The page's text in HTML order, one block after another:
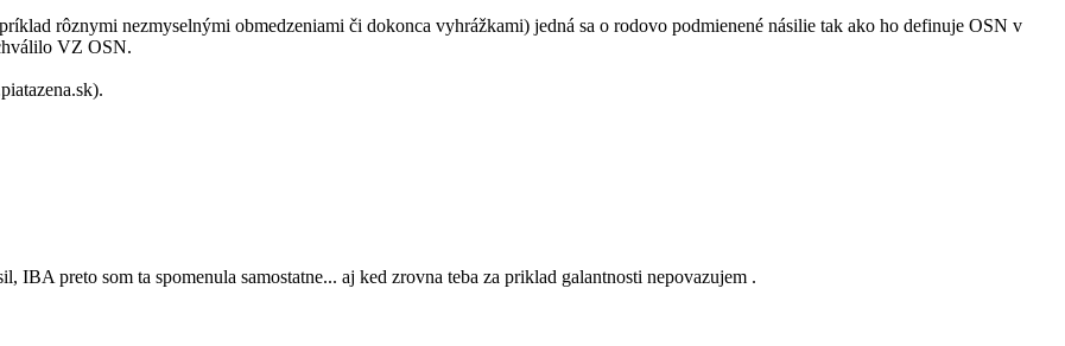
rôznymi nezmyselnými obmedzeniami či dokonca vyhrážkami) jedná sa o rodovo podmienené násilie tak ako ho definuje OSN v
VZ OSN.
IBA preto som ta spomenula samostatne... aj ked zrovna teba za priklad galantnosti nepovazujem .